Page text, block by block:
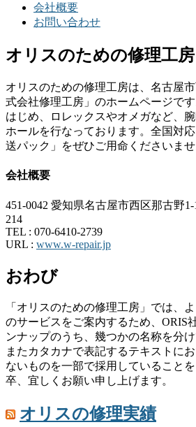
会社概要
お問い合わせ
オリスのための修理工
オリスのための修理工房は、名古屋
式会社修理工房」のホームページで
はじめ、ロレックスやオメガなど、
ホールを行なっております。全国対
送パック」をぜひご用命くださいませ
会社概要
451-0042 愛知県名古屋市西区那古野
214
TEL : 070-6410-2739
URL : www.w-repair.jp
おわび
「オリスのための修理工房」では、
のサービスをご案内するため、ORIS
ンナップのうち、幾つかの名称を分
またカタカナで表記するテキストに
ないものを一部で採用していること
卒、宜しくお願い申し上げます。
オリスの修理実績